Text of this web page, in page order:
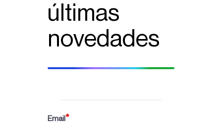
últimas
novedades
Email